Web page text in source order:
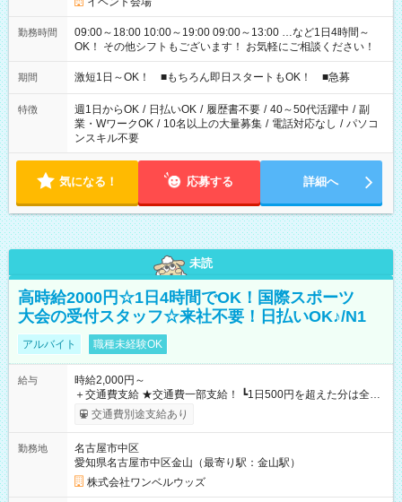
勤務時間
09:00～18:00 10:00～19:00 09:00～13:00 …など1日4時間～
OK！ その他シフトもございます！ お気軽にご相談ください！
期間 激短1日～OK！ ■もちろん即日スタートもOK！ ■急募
特徴 週1日からOK / 日払いOK / 履歴書不要 / 40～50代活躍中 / 副
業・WワークOK / 10名以上の大量募集 / 電話対応なし / パソコ
ンスキル不要
気になる！ 応募する 詳細へ
未読
高時給2000円☆1日4時間でOK！国際スポーツ
大会の受付スタッフ☆来社不要！日払いOK♪/N1
アルバイト 職種未経験OK
給与
時給2,000円～
＋交通費支給 ★交通費一部支給！ ┗1日500円を超えた分は全額
支給！ ※往復500円以内の方は自己負担となります ★日払い
OK！（規定あり） ┗働いたその日に現金GET♪ お仕事後はコン
期間なし
交通費別途支給あり
勤務地
名古屋市中区
愛知県名古屋市中区金山（最寄り駅：金山駅）
株式会社ワンベルウッズ